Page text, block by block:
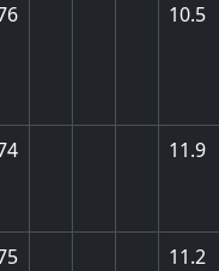
10.5
11.9
11.2